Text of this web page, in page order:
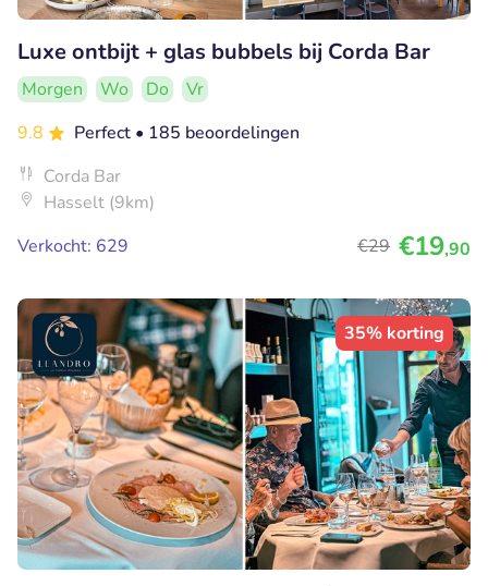
Luxe ontbijt + glas bubbels bij Corda Bar
Morgen Wo Do
Vr
9.8
Perfect • 185 beoordelingen
Corda Bar
Hasselt (9km)
Verkocht: 629
€29 €19,90
35% korting